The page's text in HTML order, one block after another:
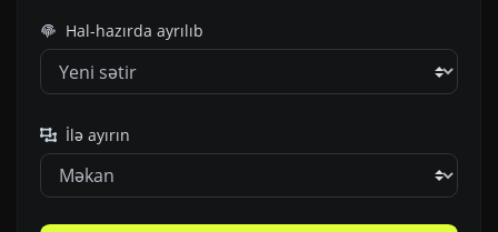
Hal-hazırda ayrılıb
İlə ayırın